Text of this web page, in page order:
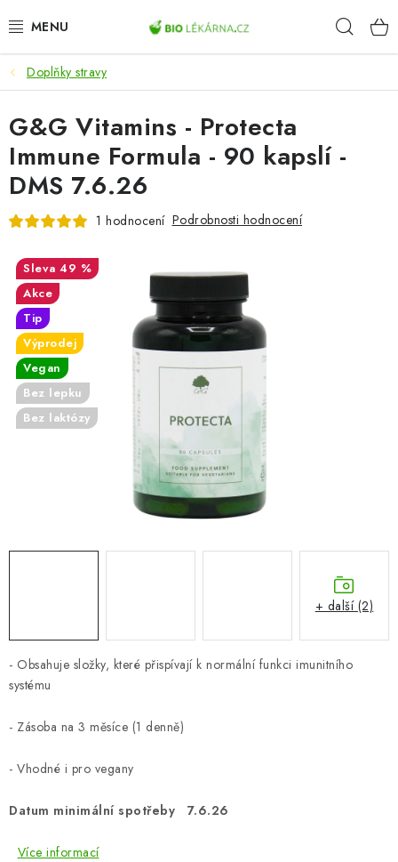
na
AKCE
DOPLŇKY STRAVY
PŘÍRODNÍ KOSMETIKA
SPORT
ZDRAVÉ POTRAVINY
PŘÍSTROJE
ZDRAVOTNÍ OKRUHY
ZNAČKY
Odborný garant MUDr. Monika Klaudysová
Obchodní podmínky Kontakty
Mapa serveru
Doplňky stravy
- Obsahuje složky, které přispívají k normální funkci imunitního
systému
- Zásoba na 3 měsíce (1 denně)
- Vhodné i pro vegany
Datum minimální spotřeby 7.6.26
Více informací
G&G Vitamins - Protecta
Immune Formula - 90 kapslí -
DMS 7.6.26
1 hodnocení Podrobnosti hodnocení
49 %
Akce
Tip
Výprodej
Vegan
Bez lepku
Bez laktózy
+ další (2)